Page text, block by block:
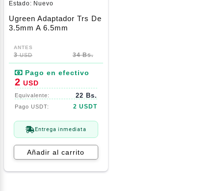
Estado: Nuevo
Ugreen Adaptador Trs De
3.5mm A 6.5mm
3USD 34 Bs.
2 USD
22 Bs.
2 USDT
Entrega inmediata
Añadir al carrito